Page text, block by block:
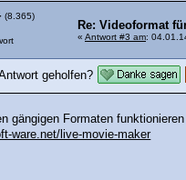
(8.365)
Re: Videoformat
« Antwort #3 am:
geholfen?
gängigen Formaten funktionieren
ware.net/live-movie-maker